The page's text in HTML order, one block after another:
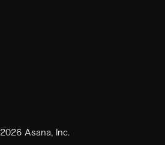
2026Asana, Inc.